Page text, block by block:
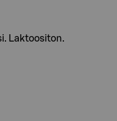
Laktoositon.